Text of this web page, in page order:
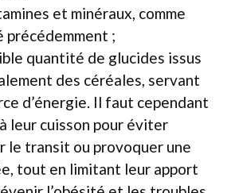
et minéraux, comme
précédemment ;
quantité de glucides issus
des céréales, servant
d’énergie. Il faut cependant
leur cuisson pour éviter
le transit ou provoquer une
tout en limitant leur apport